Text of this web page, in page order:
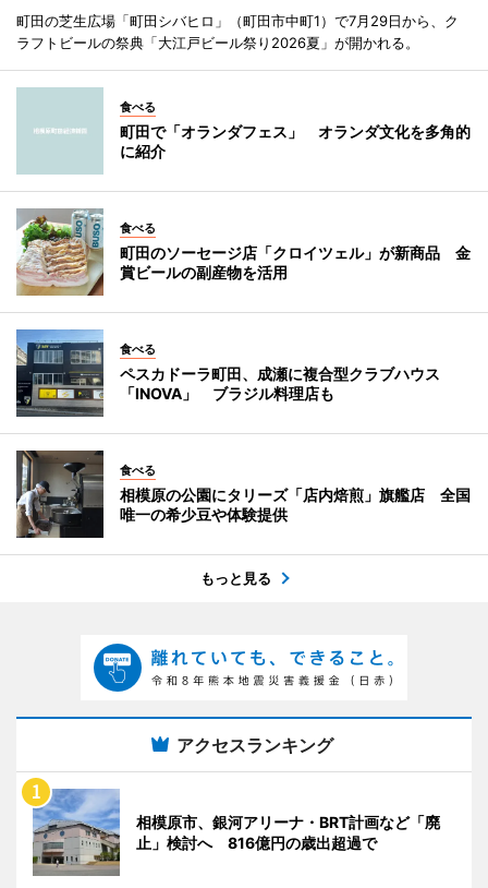
町田の芝生広場「町田シバヒロ」（町田市中町1）で7月29日から、ク
ラフトビールの祭典「大江戸ビール祭り2026夏」が開かれる。
食べる
町田で「オランダフェス」 オランダ文化を多角的
に紹介
食べる
町田のソーセージ店「クロイツェル」が新商品 金
賞ビールの副産物を活用
食べる
ペスカドーラ町田、成瀬に複合型クラブハウス
「INOVA」 ブラジル料理店も
食べる
相模原の公園にタリーズ「店内焙煎」旗艦店 全国
唯一の希少豆や体験提供
もっと見る
アクセスランキング
相模原市、銀河アリーナ・BRT計画など「廃
止」検討へ 816億円の歳出超過で